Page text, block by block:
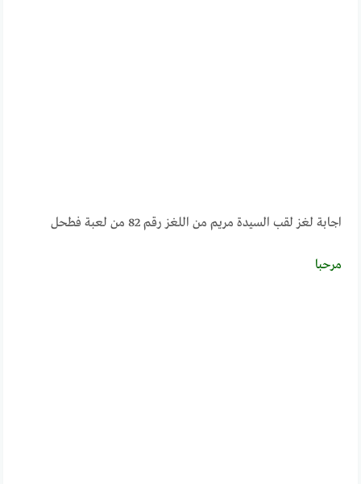
اجابة لغز لقب السيدة مريم من اللغز رقم 82 من لعبة فطحل
مرحبــــا